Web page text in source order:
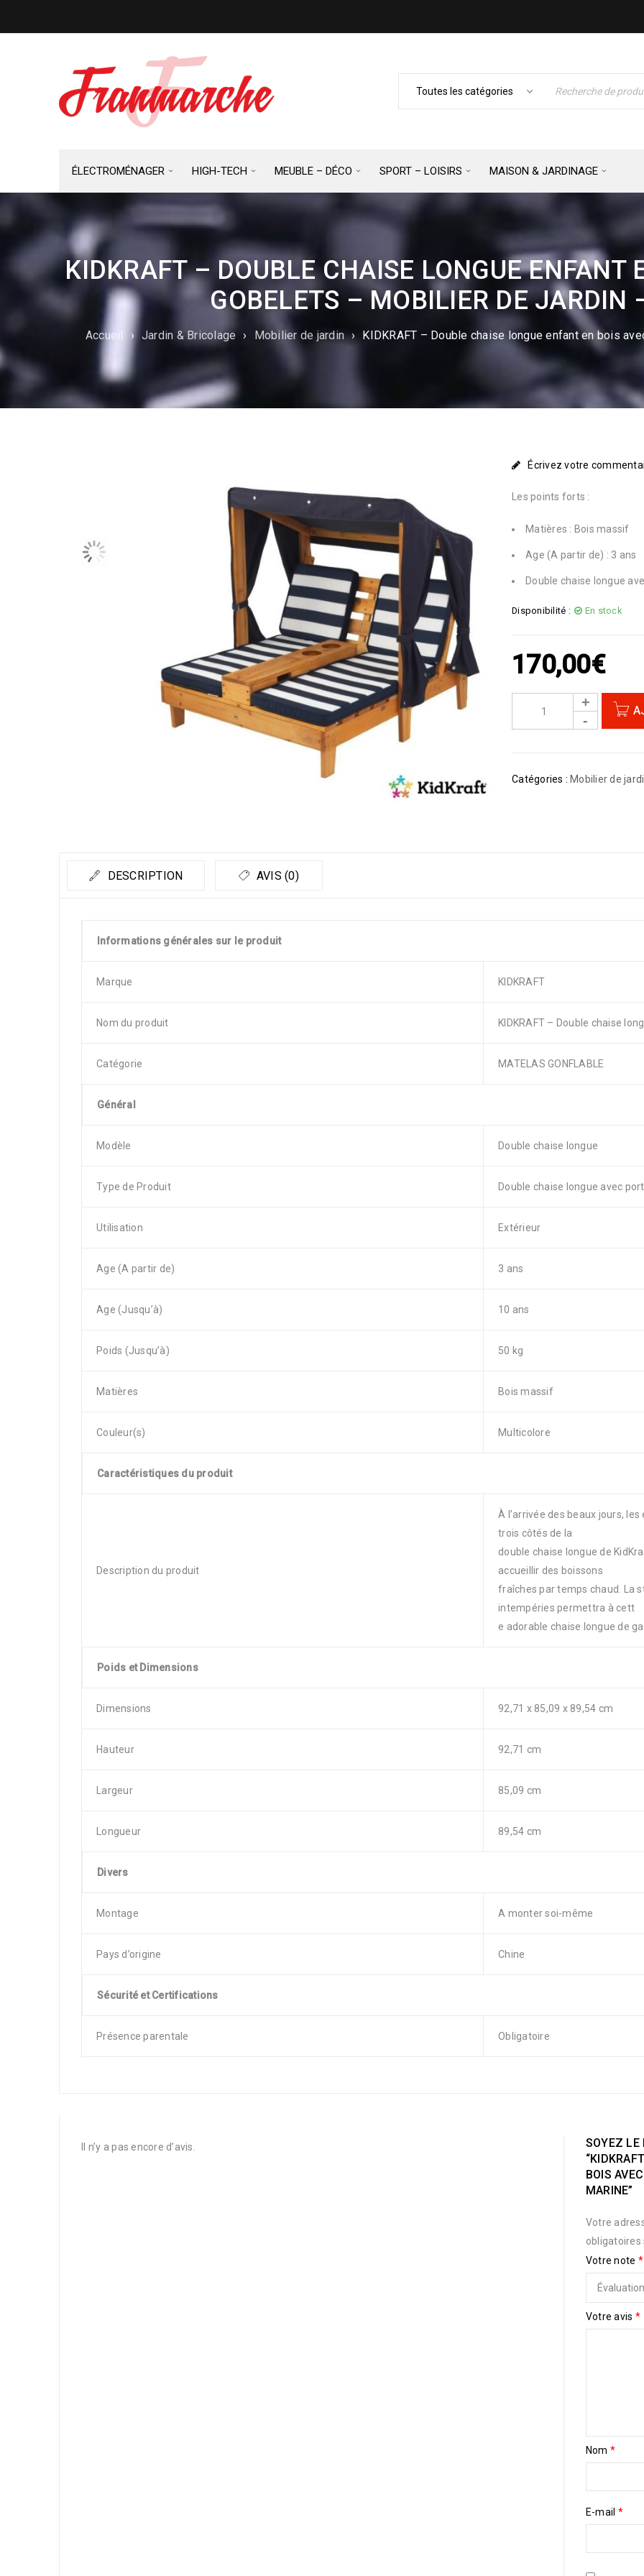
ÉLECTROMÉNAGER HIGH-TECH MEUBLE – DÉCO SPORT – LOISIRS MAISON & JARDINAGE
KIDKRAFT – DOUBLE CHAISE LONGUE ENFANT
GOBELETS – MOBILIER DE JARDIN
Accueil › Jardin & Bricolage › Mobilier de jardin › KIDKRAFT – Double chaise longue enfant en bois
Écrivez votre
Les points forts :
Matières : Bois massif
Age (A partir de) : 3 ans
Double chaise longue
Disponibilité : En stock
170,00€
Catégories : Mobilier de
DESCRIPTION AVIS (0)
Informations générales sur le produit
Marque KIDKRAFT
Nom du produit KIDKRAFT – Double chaise
Catégorie MATELAS GONFLABLE
Général
Modèle Double chaise longue
Type de Produit Double chaise longue avec
Utilisation Extérieur
Age (A partir de) 3 ans
Age (Jusqu’à) 10 ans
Poids (Jusqu’à) 50 kg
Matières Bois massif
Couleur(s) Multicolore
Caractéristiques du produit
Description du produit
À l’arrivée des beaux jours,
trois côtés de la
double chaise longue de
accueillir des boissons
fraîches par temps chaud. La
intempéries permettra à cett
e adorable chaise longue de
Poids et Dimensions
Dimensions 92,71 x 85,09 x 89,54 cm
Hauteur 92,71 cm
Largeur 85,09 cm
Longueur 89,54 cm
Divers
Montage A monter soi-même
Pays d’origine Chine
Sécurité et Certifications
Présence parentale Obligatoire
Il n’y a pas encore d’avis.
SOYEZ LE
BOIS
MARINE”
Votre
obligatoires
Votre note *
Votre avis *
Nom *
E-mail *